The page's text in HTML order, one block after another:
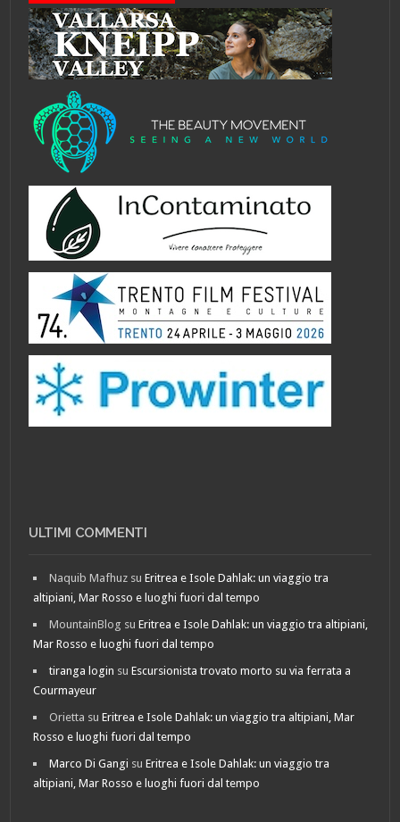
ULTIMI COMMENTI
Naquib Mafhuz suEritrea e Isole Dahlak: un viaggio tra
altipiani, Mar Rosso e luoghi fuori dal tempo
MountainBlog suEritrea e Isole Dahlak: un viaggio tra altipiani,
Mar Rosso e luoghi fuori dal tempo
tiranga login suEscursionista trovato morto su via ferrata a
Courmayeur
Orietta suEritrea e Isole Dahlak: un viaggio tra altipiani, Mar
Rosso e luoghi fuori dal tempo
Marco Di Gangi suEritrea e Isole Dahlak: un viaggio tra
altipiani, Mar Rosso e luoghi fuori dal tempo